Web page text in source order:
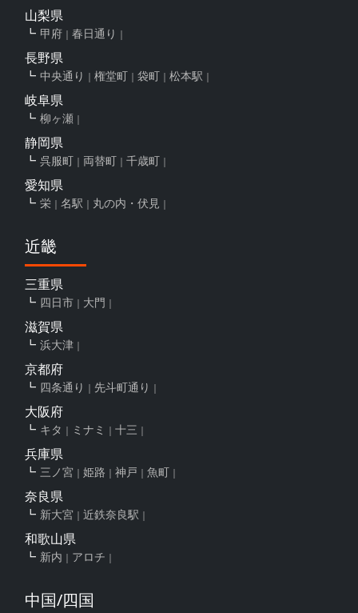
山梨県
甲府 春日通り
長野県
中央通り 権堂町 袋町 松本駅
岐阜県
柳ヶ瀬
静岡県
呉服町 両替町 千歳町
愛知県
栄 名駅 丸の内・伏見
近畿
三重県
四日市 大門
滋賀県
浜大津
京都府
四条通り 先斗町通り
大阪府
キタ ミナミ 十三
兵庫県
三ノ宮 姫路 神戸 魚町
奈良県
新大宮 近鉄奈良駅
和歌山県
新内 アロチ
中国/四国